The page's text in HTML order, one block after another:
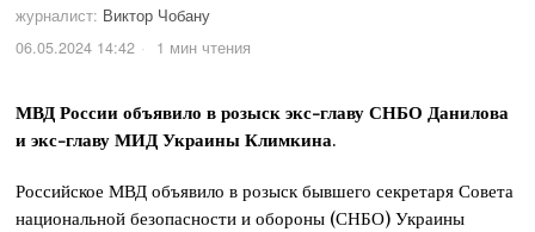
журналист: Виктор Чобану
06.05.2024 14:42
1 мин чтения
МВД России объявило в розыск экс-главу СНБО Данилова
и экс-главу МИД Украины Климкина.
Российское МВД объявило в розыск бывшего секретаря Совета
национальной безопасности и обороны (СНБО) Украины